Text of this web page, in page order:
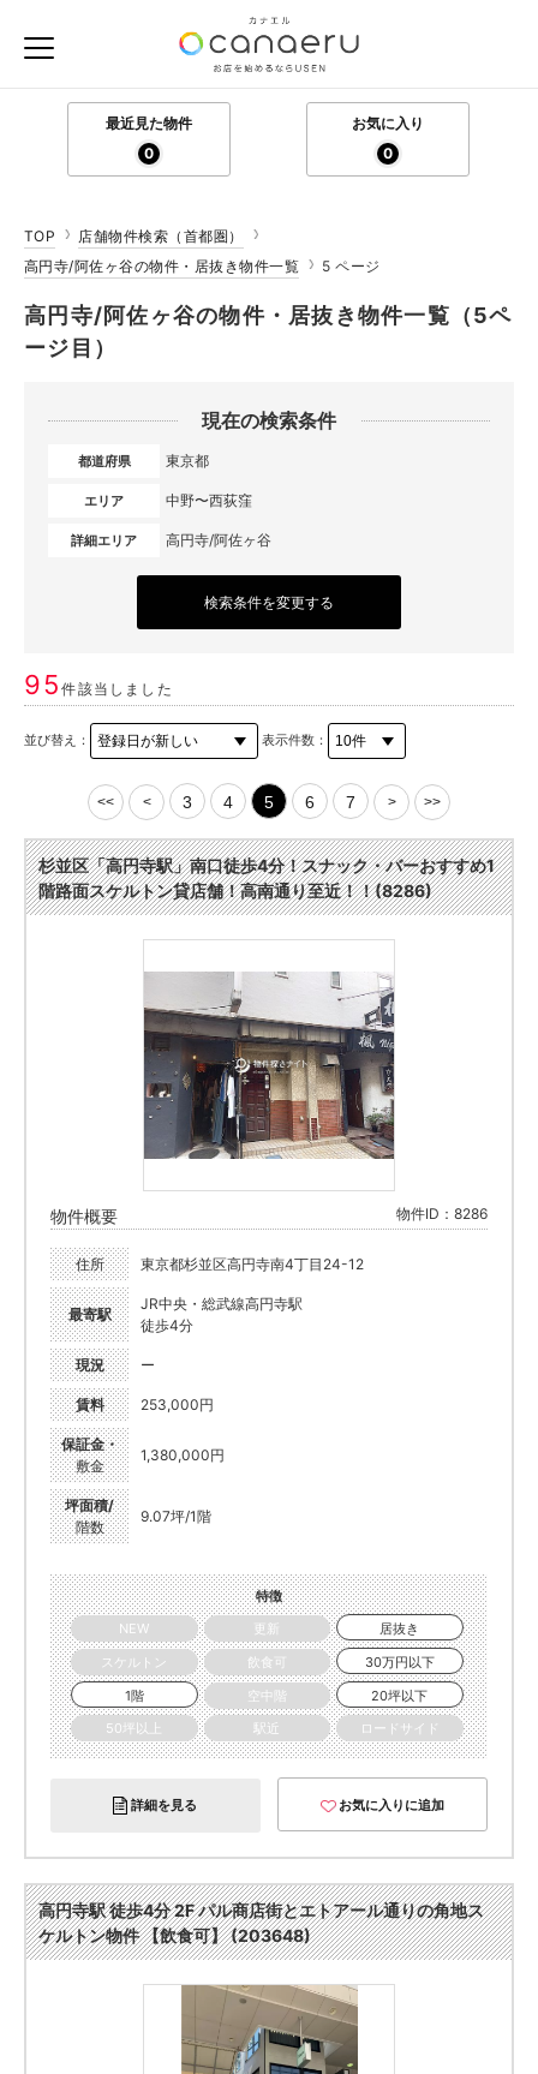
最近見た物件
0
お気に入り
0
TOP
店舗物件検索（首都圏）
高円寺/阿佐ヶ谷の物件・居抜き物件一覧
5 ページ
高円寺/阿佐ヶ谷の物件・居抜き物件一覧（5ペ
ージ目）
現在の検索条件
都道府県 東京都
エリア 中野〜西荻窪
詳細エリア 高円寺/阿佐ヶ谷
検索条件を変更する
95件該当しました
並び替え： 表示件数：
<< < 3 4 5 6 7 > >>
杉並区「高円寺駅」南口徒歩4分！スナック・バーおすすめ1
階路面スケルトン貸店舗！高南通り至近！！(8286)
物件概要 物件ID：8286
住所 東京都杉並区高円寺南4丁目24-12
最寄駅
JR中央・総武線高円寺駅
徒歩4分
現況 ー
賃料 253,000円
保証金・
敷金
1,380,000円
坪面積/
階数
9.07坪/1階
特徴
NEW
更新
居抜き
スケルトン
飲食可
30万円以下
1階
空中階
20坪以下
50坪以上
駅近 ロードサイド
詳細を見る お気に入りに追加
高円寺駅 徒歩4分 2F パル商店街とエトアール通りの角地ス
ケルトン物件 【飲食可】 (203648)